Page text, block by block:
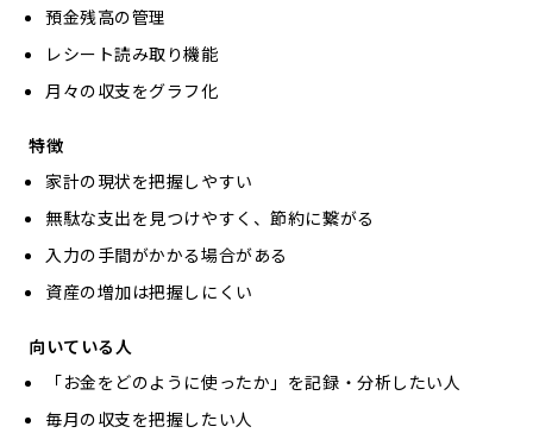
預金残高の管理
レシート読み取り機能
月々の収支をグラフ化
特徴
家計の現状を把握しやすい
無駄な支出を見つけやすく、節約に繋がる
入力の手間がかかる場合がある
資産の増加は把握しにくい
向いている人
「お金をどのように使ったか」を記録・分析したい人
毎月の収支を把握したい人